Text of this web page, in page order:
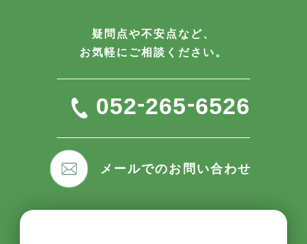
疑問点や不安点など、
お気軽にご相談ください。
052-265-6526
メールでのお問い合わせ